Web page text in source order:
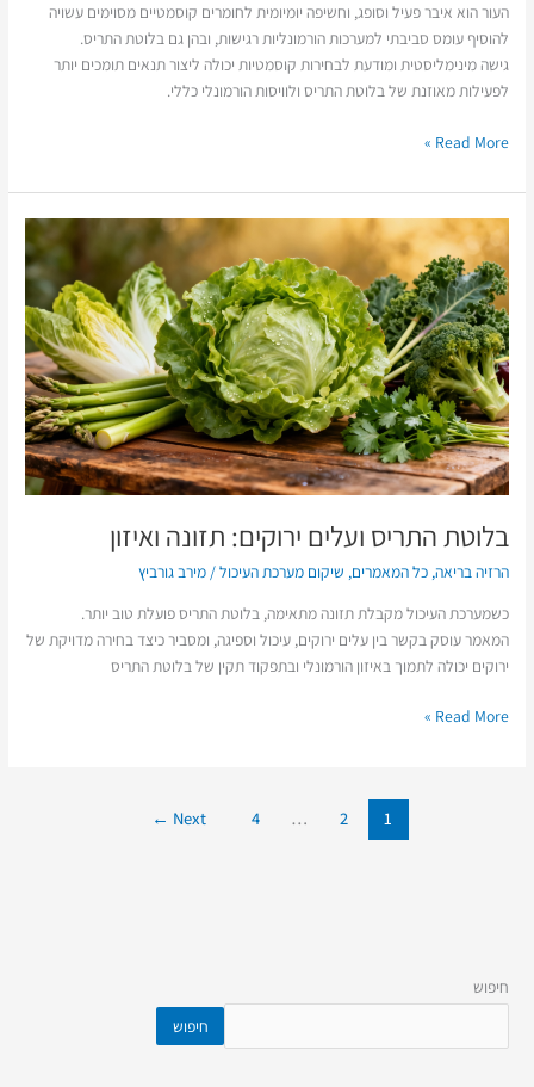
העור הוא איבר פעיל וסופג, וחשיפה יומיומית לחומרים קוסמטיים מסוימים עשויה
להוסיף עומס סביבתי למערכות הורמונליות רגישות, ובהן גם בלוטת התריס.
גישה מינימליסטית ומודעת לבחירות קוסמטיות יכולה ליצור תנאים תומכים יותר
לפעילות מאוזנת של בלוטת התריס ולוויסות הורמונלי כללי.
Read More »
בלוטת התריס ועלים ירוקים: תזונה ואיזון
הרזיה בריאה,כל המאמרים, שיקום מערכת העיכול/מירב גורביץ
כשמערכת העיכול מקבלת תזונה מתאימה, בלוטת התריס פועלת טוב יותר.
המאמר עוסק בקשר בין עלים ירוקים, עיכול וספיגה, ומסביר כיצד בחירה מדויקת של
ירוקים יכולה לתמוך באיזון הורמונלי ובתפקוד תקין של בלוטת התריס
בלוטת
התריס
ועלים
ירוקים:
תזונה
ואיזון
Read More »
1
2
…
4
Next
←
חיפוש
חיפוש